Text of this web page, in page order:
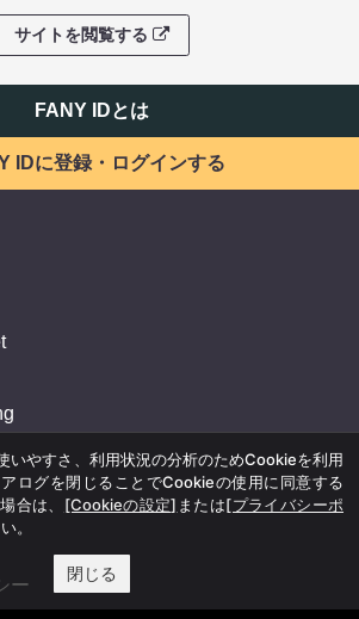
サイトを閲覧する
FANY IDとは
IDに登録・ログインする
ー
いやすさ、利用状況の分析のためCookieを利用
ログを閉じることでCookieの使用に同意する
合は、 [Cookieの設定] または[プライバシーポ
。
閉じる